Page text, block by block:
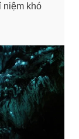
niệm khó